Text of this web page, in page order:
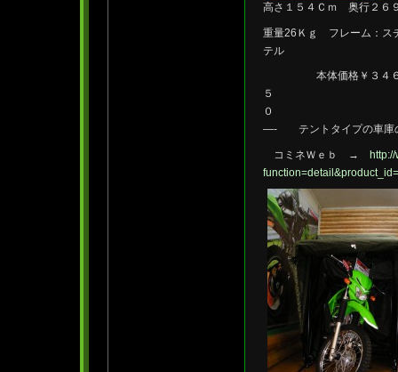
高さ１５４Ｃｍ 奥行２６
重量26Ｋｇ フレーム：ス
テル
本体価格￥３４６５
５
—- テントタイプの車
コミネＷｅｂ →